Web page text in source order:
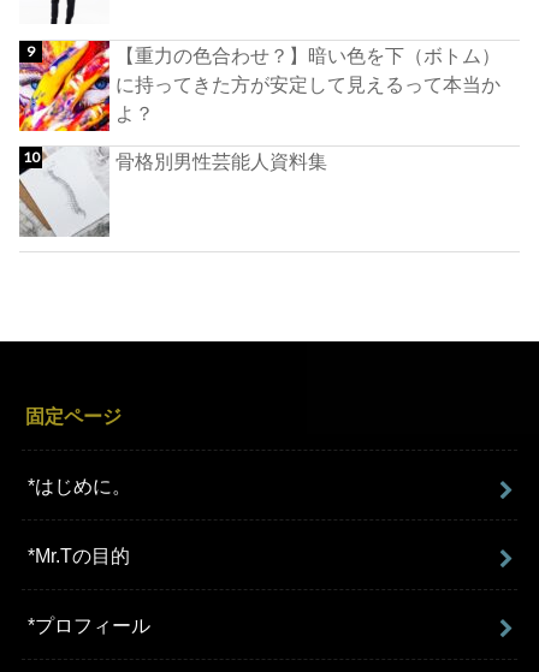
【重力の色合わせ？】暗い色を下（ボトム）
に持ってきた方が安定して見えるって本当か
よ？
骨格別男性芸能人資料集
固定ページ
*はじめに。
*Mr.Tの目的
*プロフィール